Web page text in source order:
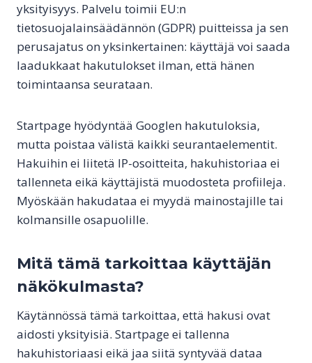
yksityisyys. Palvelu toimii EU:n
tietosuojalainsäädännön (GDPR) puitteissa ja sen
perusajatus on yksinkertainen: käyttäjä voi saada
laadukkaat hakutulokset ilman, että hänen
toimintaansa seurataan.
Startpage hyödyntää Googlen hakutuloksia,
mutta poistaa välistä kaikki seurantaelementit.
Hakuihin ei liitetä IP-osoitteita, hakuhistoriaa ei
tallenneta eikä käyttäjistä muodosteta profiileja.
Myöskään hakudataa ei myydä mainostajille tai
kolmansille osapuolille.
Mitä tämä tarkoittaa käyttäjän
näkökulmasta?
Käytännössä tämä tarkoittaa, että hakusi ovat
aidosti yksityisiä. Startpage ei tallenna
hakuhistoriaasi eikä jaa siitä syntyvää dataa